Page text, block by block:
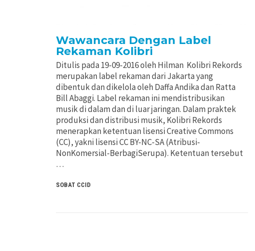
Wawancara Dengan Label
Rekaman Kolibri
Ditulis pada 19-09-2016 oleh Hilman Kolibri Rekords
merupakan label rekaman dari Jakarta yang
dibentuk dan dikelola oleh Daffa Andika dan Ratta
Bill Abaggi. Label rekaman ini mendistribusikan
musik di dalam dan di luar jaringan. Dalam praktek
produksi dan distribusi musik, Kolibri Rekords
menerapkan ketentuan lisensi Creative Commons
(CC), yakni lisensi CC BY-NC-SA (Atribusi-
NonKomersial-BerbagiSerupa). Ketentuan tersebut
…
SOBAT CCID